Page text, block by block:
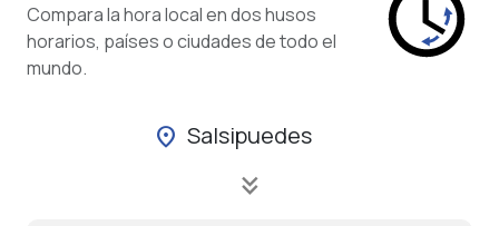
Compara la hora local en dos husos
horarios, países o ciudades de todo el
mundo.
location_on Salsipuedes
keyboard_double_arrow_down